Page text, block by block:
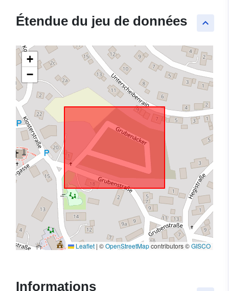
keyboard_arrow_up
Étendue du jeu de données
+
−
Leaflet | ©OpenStreetMapcontributors ©GISCO
Informations